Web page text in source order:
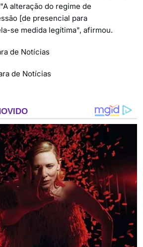
alteração do regime de
[de presencial para
se medida legítima", afirmou.
de Notícias
de Notícias